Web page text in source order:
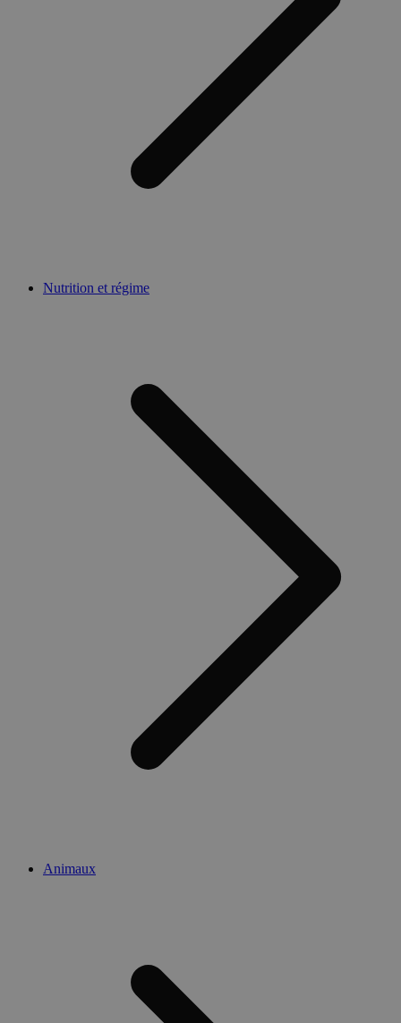
Nutrition et régime
Animaux